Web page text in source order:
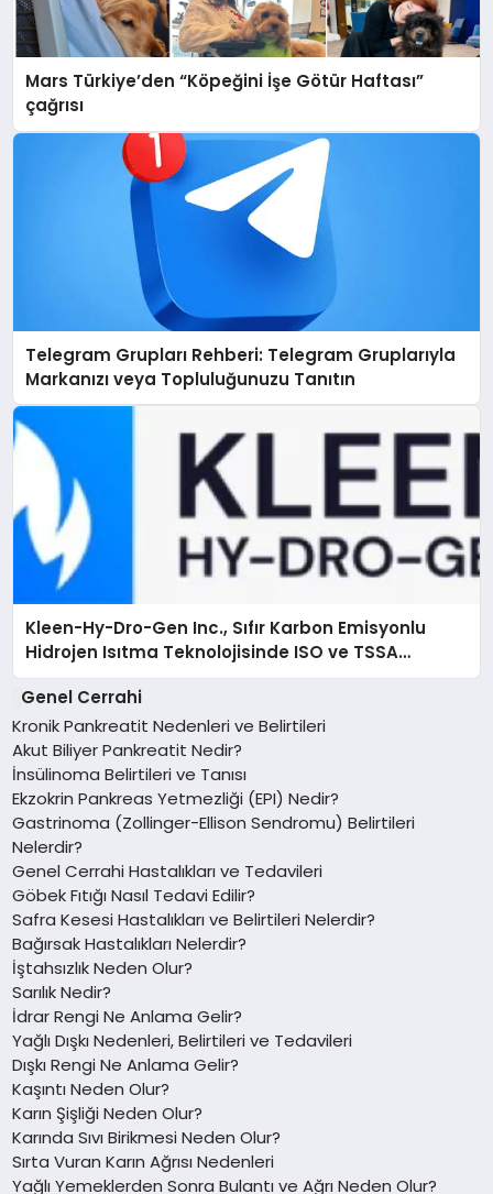
Mars Türkiye’den “Köpeğini İşe Götür Haftası”
çağrısı
Telegram Grupları Rehberi: Telegram Gruplarıyla
Markanızı veya Topluluğunuzu Tanıtın
Kleen-Hy-Dro-Gen Inc., Sıfır Karbon Emisyonlu
Hidrojen Isıtma Teknolojisinde ISO ve TSSA
Düzenleyici Onaylarını Aldı
Genel Cerrahi
Kronik Pankreatit Nedenleri ve Belirtileri
Akut Biliyer Pankreatit Nedir?
İnsülinoma Belirtileri ve Tanısı
Ekzokrin Pankreas Yetmezliği (EPI) Nedir?
Gastrinoma (Zollinger-Ellison Sendromu) Belirtileri
Nelerdir?
Genel Cerrahi Hastalıkları ve Tedavileri
Göbek Fıtığı Nasıl Tedavi Edilir?
Safra Kesesi Hastalıkları ve Belirtileri Nelerdir?
Bağırsak Hastalıkları Nelerdir?
İştahsızlık Neden Olur?
Sarılık Nedir?
İdrar Rengi Ne Anlama Gelir?
Yağlı Dışkı Nedenleri, Belirtileri ve Tedavileri
Dışkı Rengi Ne Anlama Gelir?
Kaşıntı Neden Olur?
Karın Şişliği Neden Olur?
Karında Sıvı Birikmesi Neden Olur?
Sırta Vuran Karın Ağrısı Nedenleri
Yağlı Yemeklerden Sonra Bulantı ve Ağrı Neden Olur?